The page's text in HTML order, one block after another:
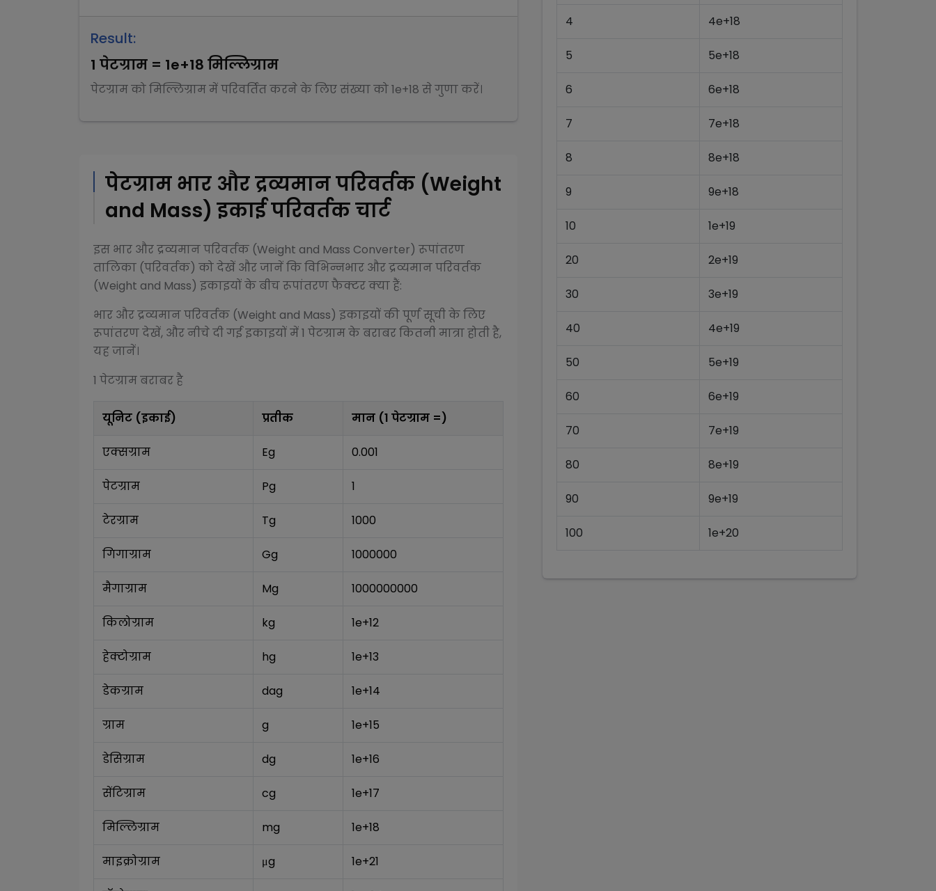
Result:
1 पेटग्राम = 1e+18 मिल्लिग्राम
पेटग्रामकोमिल्लिग्राममें परिवर्तित करने के लिए संख्या को1e+18 सेगुणाकरें।
पेटग्राम भार और द्रव्यमान परिवर्तक (Weight
and Mass) इकाई परिवर्तक चार्ट
इस भार और द्रव्यमान परिवर्तक (Weight and Mass Converter) रूपांतरण
तालिका (परिवर्तक) को देखें और जानें कि विभिन्नभार और द्रव्यमान परिवर्तक
(Weight and Mass) इकाइयों के बीच रूपांतरण फैक्टर क्या हैं:
भार और द्रव्यमान परिवर्तक (Weight and Mass) इकाइयों की पूर्ण सूची के लिए
रूपांतरण देखें, और नीचे दी गई इकाइयों में 1 पेटग्रामके बराबर कितनी मात्रा होती है,
यह जानें।
1 पेटग्रामबराबर है
यूनिट (इकाई) प्रतीक मान (1 पेटग्राम =)
एक्सग्राम Eg 0.001
पेटग्राम Pg 1
टेरग्राम Tg 1000
गिगाग्राम Gg 1000000
मैगाग्राम Mg 1000000000
किलोग्राम kg 1e+12
हेक्टोग्राम hg 1e+13
डेकग्राम dag 1e+14
ग्राम g 1e+15
डेसिग्राम dg 1e+16
सेंटिग्राम cg 1e+17
मिल्लिग्राम mg 1e+18
माइक्रोग्राम μg 1e+21
4 4e+18
5 5e+18
6 6e+18
7 7e+18
8 8e+18
9 9e+18
10 1e+19
20 2e+19
30 3e+19
40 4e+19
50 5e+19
60 6e+19
70 7e+19
80 8e+19
90 9e+19
100 1e+20